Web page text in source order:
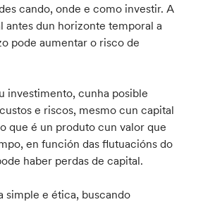
cando, onde e como investir. A
antes dun horizonte temporal a
pode aumentar o risco de
investimento, cunha posible
e riscos, mesmo cun capital
que é un produto cun valor que
en función das flutuacións do
haber perdas de capital.
simple e ética, buscando